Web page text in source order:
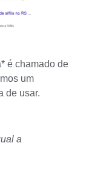
é chamado de
um
de usar.
a